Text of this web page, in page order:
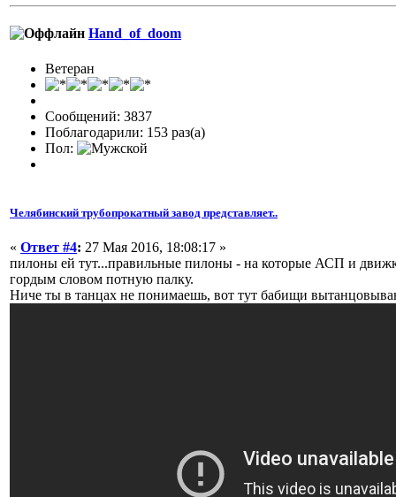
Hand_of_doom
Ветеран
Сообщений: 3837
Поблагодарили: 153 раз(а)
Пол:
Челябинский трубопрокатный завод представляет..
« Ответ #4: 27 Мая 2016, 18:08:17 »
пилоны ей тут...правильные пилоны - на которые АСП и
гордым словом потную палку.
Ниче ты в танцах не понимаешь, вот тут бабищи